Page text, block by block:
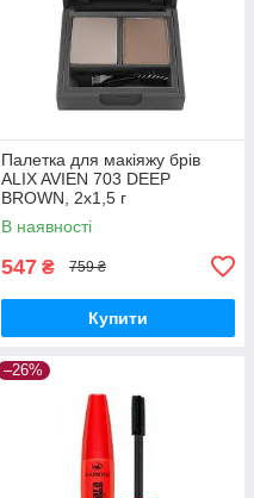
Палетка для макіяжу брів
ALIX AVIEN 703 DEEP
BROWN, 2х1,5 г
В наявності
547 ₴ 759 ₴
Купити
–26%